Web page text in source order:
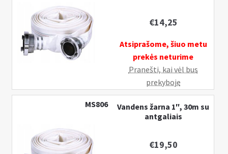
€14,25
Atsiprašome, šiuo metu
prekės neturime
Pranešti, kai vėl bus
prekyboje
MS806
Vandens žarna 1″, 30m su
antgaliais
€19,50